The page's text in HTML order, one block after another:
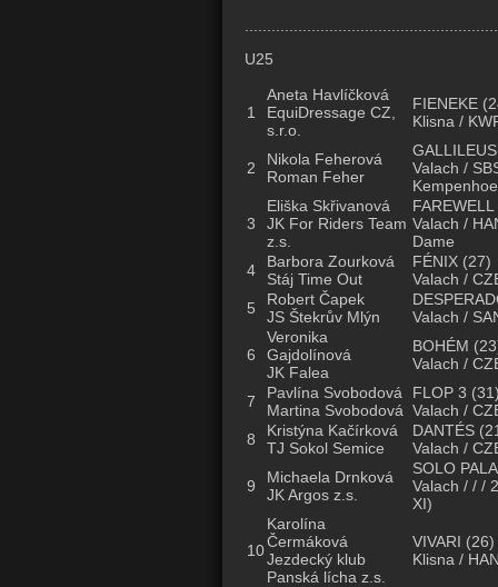
U25
1
Aneta Havlíčková
EquiDressage CZ,
s.r.o.
FIENEKE
Klisna /
2
Nikola Feherová
Roman Feher
Valach /
3
Eliška Skřivanová
JK For Riders Team
z.s.
FAREWELL
Valach /
Dame
4
Barbora Zourková
Stáj Time Out
FÉNIX (27)
Valach /
5
Robert Čapek
JS Štekrův Mlýn
Valach /
6
Veronika
Gajdolínová
JK Falea
BOHÉM
Valach /
7
Pavlína Svobodová
Martina Svobodová
FLOP 3
Valach /
8
Kristýna Kačírková
TJ Sokol Semice
DANTÉS
Valach /
9
Michaela Drnková
JK Argos z.s.
SOLO
Valach / / /
XI)
10
Karolína
Čermáková
Jezdecký klub
Panská lícha z.s.
VIVARI (26)
Klisna /